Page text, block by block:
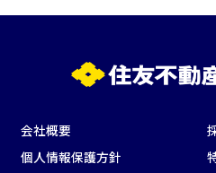
会社概要
個人情報保護方針
こだわり条件
駅直結
会場
大型スクリーンあり